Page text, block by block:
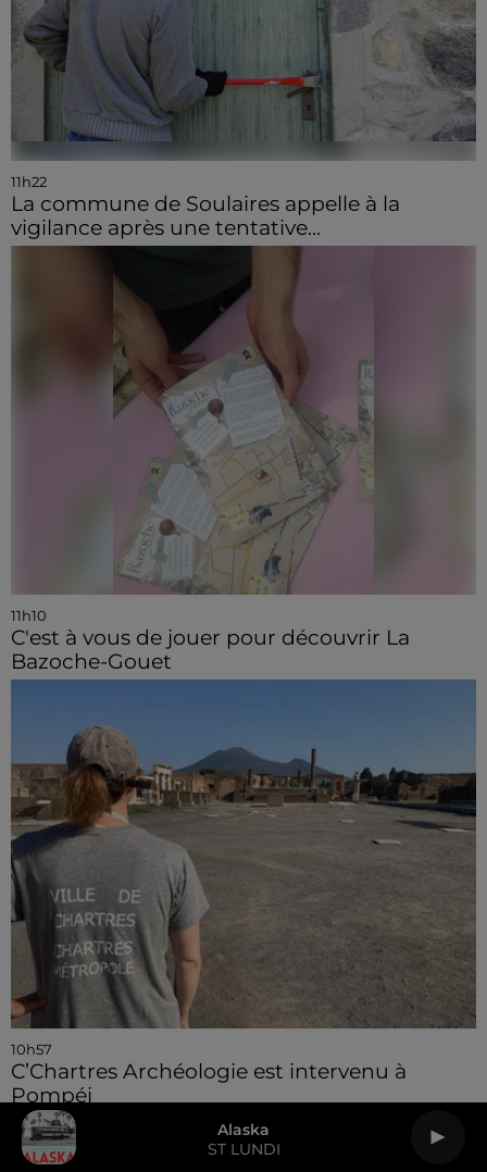
Alaska
ST LUNDI
11h22
La commune de Soulaires appelle à la
vigilance après une tentative...
11h10
C'est à vous de jouer pour découvrir La
Bazoche-Gouet
10h57
C’Chartres Archéologie est intervenu à
Pompéi